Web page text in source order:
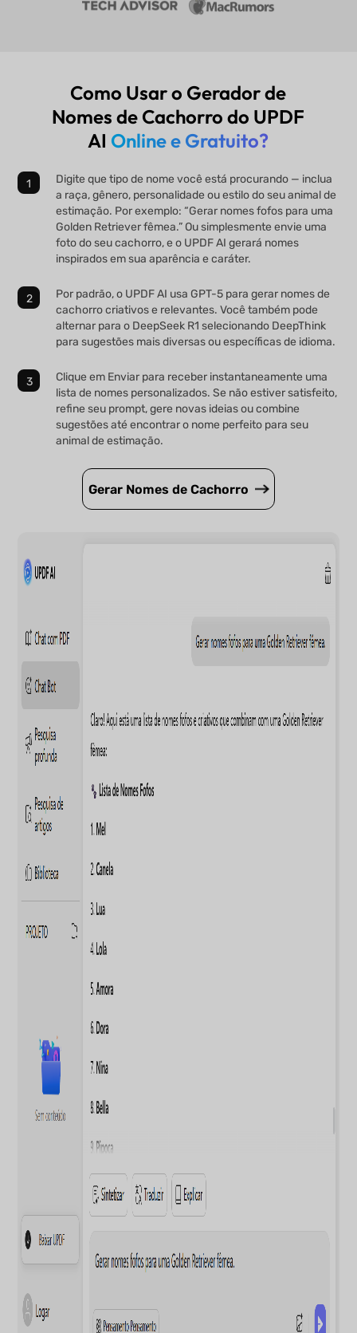
Como Usar o Gerador de
Nomes de Cachorro do UPDF
AIOnline e Gratuito?
Digite que tipo de nome você está procurando — inclua
a raça, gênero, personalidade ou estilo do seu animal de
estimação. Por exemplo: “Gerar nomes fofos para uma
Golden Retriever fêmea.” Ou simplesmente envie uma
foto do seu cachorro, e o UPDF AI gerará nomes
inspirados em sua aparência e caráter.
Por padrão, o UPDF AI usa GPT-5 para gerar nomes de
cachorro criativos e relevantes. Você também pode
alternar para o DeepSeek R1 selecionando DeepThink
para sugestões mais diversas ou específicas de idioma.
Clique em Enviar para receber instantaneamente uma
lista de nomes personalizados. Se não estiver satisfeito,
refine seu prompt, gere novas ideias ou combine
sugestões até encontrar o nome perfeito para seu
animal de estimação.
Gerar Nomes de Cachorro